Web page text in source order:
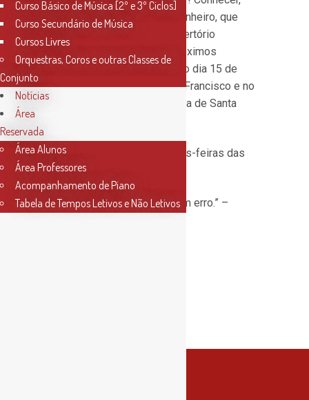
também, o Maestro Nuno Pinheiro, que
vos elucidará acerca do repertório
previsto, bem como dos próximos
Concertos que terão lugar no dia 15 de
Junho, no Convento de São Francisco e no
dia 29 de Setembro, na Igreja de Santa
Os ensaios são às segundas-feiras das
18h30 às 20h.
“Sem música, a vida seria um erro.” –
Curso Básico de Música [2º e 3º Ciclos]
Curso Secundário de Música
Cursos Livres
Orquestras, Coros e outras Classes de
Conjunto
Notícias
Área
Reservada
Área Alunos
Área Professores
Acompanhamento de Piano
Tabela de Tempos Letivos e Não Letivos